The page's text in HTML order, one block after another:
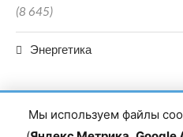
(8 645)
Энергетика
Мы используем файлы